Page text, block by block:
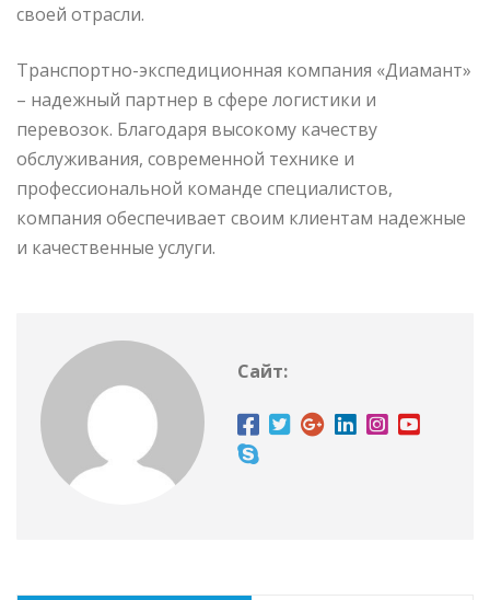
своей отрасли.
Транспортно-экспедиционная компания «Диамант»
– надежный партнер в сфере логистики и
перевозок. Благодаря высокому качеству
обслуживания, современной технике и
профессиональной команде специалистов,
компания обеспечивает своим клиентам надежные
и качественные услуги.
Сайт: